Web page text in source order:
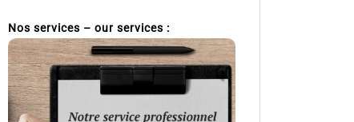
Nos services – our services :